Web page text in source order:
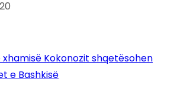
Kokonozit shqetësohen
e Bashkisë